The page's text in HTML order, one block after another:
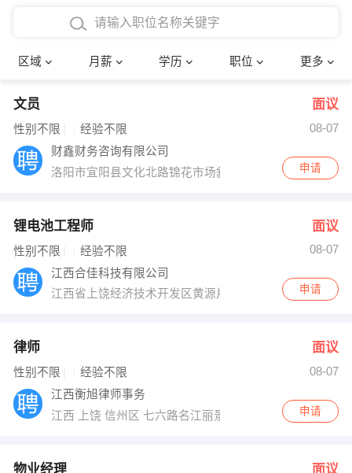
区域 月薪 学历 职位 更多
4000-5000元
8000-12000元
12000-20000元
博士
文员
财务会计
网络IT
快递员
收银员 技术员/工程师
出纳
编辑
确定
文员 面议
性别不限 经验不限
08-07
财鑫财务咨询有限公司
洛阳市宜阳县文化北路锦花市场斜对面2楼
申请
锂电池工程师 面议
性别不限 经验不限
08-07
江西合佳科技有限公司
江西省上饶经济技术开发区黄源片区返乡创业园申请
律师 面议
性别不限 经验不限
08-07
江西衡旭律师事务
江西 上饶 信州区 七六路名江丽景花园C区三楼
申请
物业经理 面议